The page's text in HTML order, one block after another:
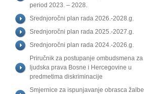
period 2023. – 2028.
Srednjoročni plan rada 2026.-2028.g.
Srednjoročni plan rada 2025.-2027.g.
Srednjoročni plan rada 2024.-2026.g.
Priručnik za postupanje ombudsmena za
ljudska prava Bosne i Hercegovine u
predmetima diskriminacije
Smjernice za ispunjavanje obrasca žalbe